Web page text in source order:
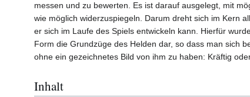
messen und zu bewerten. Es ist darauf ausgelegt, mit
wie möglich widerzuspiegeln. Darum dreht sich im Kern
er sich im Laufe des Spiels entwickeln kann. Hierfür
Form die Grundzüge des Helden dar, so dass man sich
ohne ein gezeichnetes Bild von ihm zu haben: Kräftig
Inhalt